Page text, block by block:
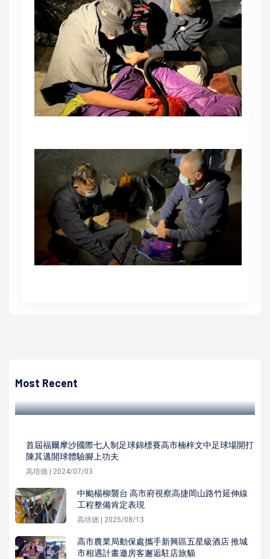
Most Recent
員挽袖募得近8萬cc熱血
首屆福爾摩沙國際七人制足球錦標賽高市楠梓文中足球場開打
陳其邁開球體驗腳上功夫
高培德 | 2024/07/03
中颱楊柳襲台 高市府視察高捷岡山路竹延伸線
工程整備肯定表現
高培德 | 2025/08/13
高市農業局動保處攜手新興區五星級酒店 推城
市相遇計畫邀房客邂逅駐店旅貓